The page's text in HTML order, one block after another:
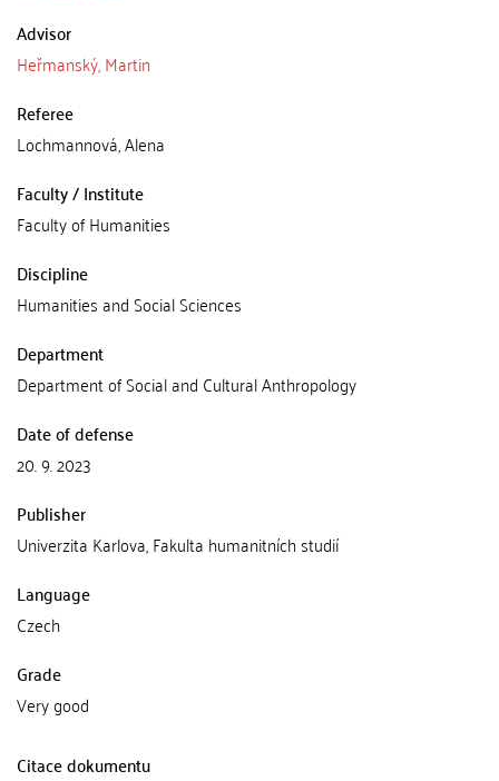
Advisor
Heřmanský, Martin
Referee
Lochmannová, Alena
Faculty / Institute
Faculty of Humanities
Discipline
Humanities and Social Sciences
Department
Department of Social and Cultural Anthropology
Date of defense
20. 9. 2023
Publisher
Univerzita Karlova, Fakulta humanitních studií
Language
Czech
Grade
Very good
Citace dokumentu